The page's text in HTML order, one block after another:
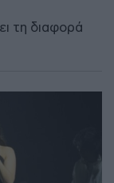
τη διαφορά